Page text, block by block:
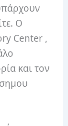
Ο
Center ,
και τον